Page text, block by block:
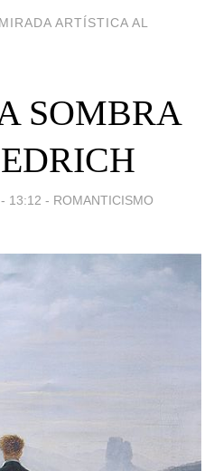
ARTÍSTICA AL
SOMBRA
13:12 - ROMANTICISMO